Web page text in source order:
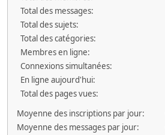
Total des messages:
Total des sujets:
Total des catégories:
Membres en ligne:
Connexions simultanées:
En ligne aujourd'hui:
Total des pages vues:
Moyenne des inscriptions par jour:
Moyenne des messages par jour: